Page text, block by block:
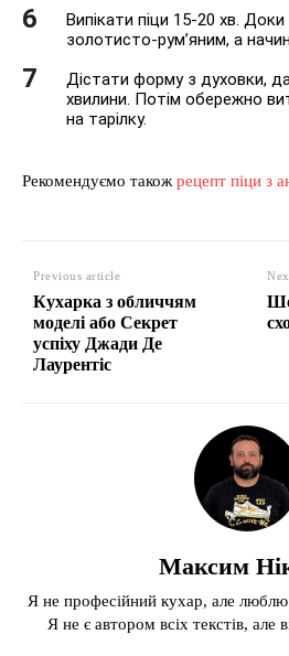
Випікати піци 15-20 хв.
золотисто-рум’яним, а
Дістати форму з духовки,
хвилини. Потім обережно
на тарілку.
Рекомендуємо також рецепт піци з
Previous article
Кухарка з обличчям
моделі або Секрет
успіху Джади Де
Лаурентіс
Максим
Я не професійний кухар, але
Я не є автором всіх текстів, але